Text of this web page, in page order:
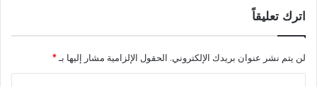
اترك تعليقاً
لن يتم نشر عنوان بريدك الإلكتروني. الحقول الإلزامية مشار إليها بـ*